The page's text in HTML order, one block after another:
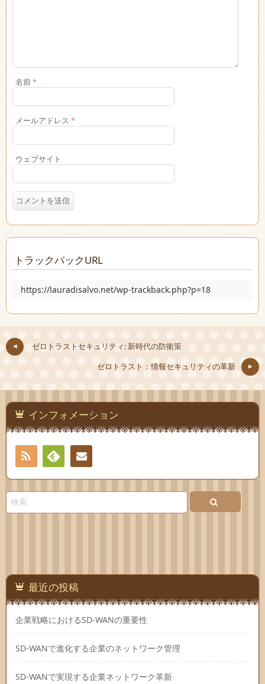
名前*
メールアドレス *
ウェブサイト
トラックバックURL
https://lauradisalvo.net/wp-trackback.php?p=18
ゼロトラストセキュリティ: 新時代の防衛策
ゼロトラスト：情報セキュリティの革新
インフォメーション
RSS
Feedlyお問
最近の投稿
企業戦略におけるSD-WANの重要性
SD-WANで進化する企業のネットワーク管理
SD-WANで実現する企業ネットワーク革新